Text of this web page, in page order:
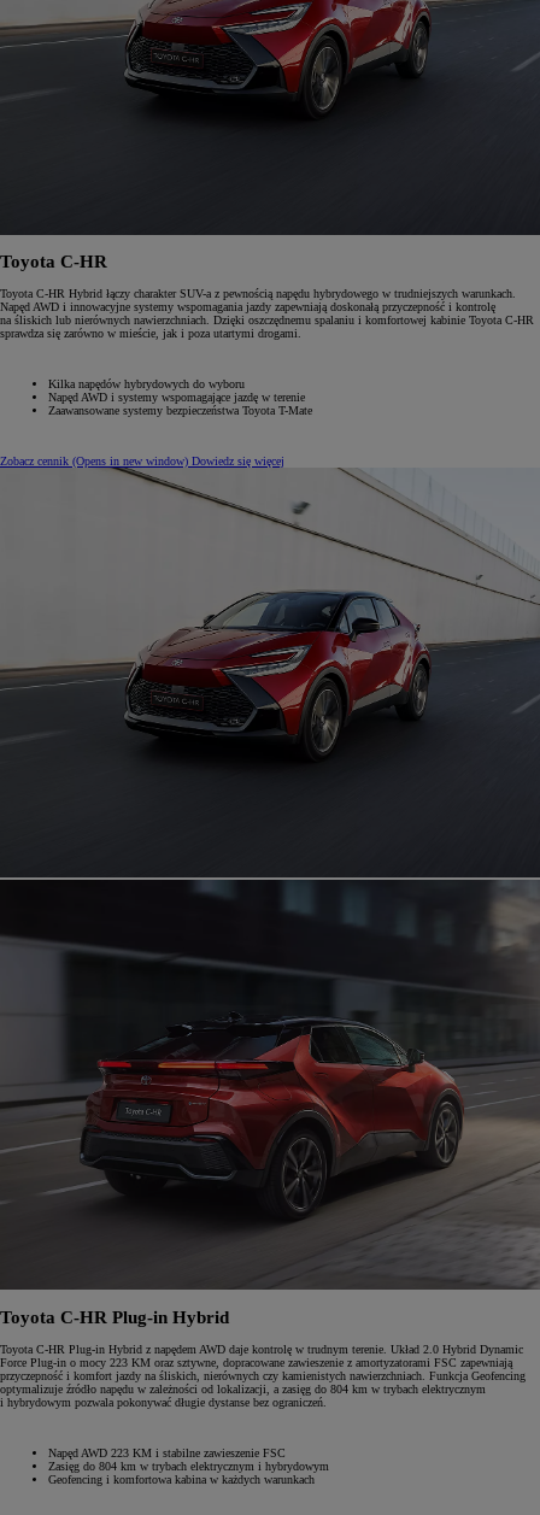
Toyota C-HR
Toyota C-HR Hybrid łączy charakter SUV-a z pewnością napędu hybrydowego w trudniejszych warunkach.
Napęd AWD i innowacyjne systemy wspomagania jazdy zapewniają doskonałą przyczepność i kontrolę
na śliskich lub nierównych nawierzchniach. Dzięki oszczędnemu spalaniu i komfortowej kabinie Toyota C-HR
sprawdza się zarówno w mieście, jak i poza utartymi drogami.
Kilka napędów hybrydowych do wyboru
Napęd AWD i systemy wspomagające jazdę w terenie
Zaawansowane systemy bezpieczeństwa Toyota T-Mate
Zobacz cennik (Opens in new window) Dowiedz się więcej
Toyota C-HR Plug-in Hybrid
Toyota C-HR Plug-in Hybrid z napędem AWD daje kontrolę w trudnym terenie. Układ 2.0 Hybrid Dynamic
Force Plug-in o mocy 223 KM oraz sztywne, dopracowane zawieszenie z amortyzatorami FSC zapewniają
przyczepność i komfort jazdy na śliskich, nierównych czy kamienistych nawierzchniach. Funkcja Geofencing
optymalizuje źródło napędu w zależności od lokalizacji, a zasięg do 804 km w trybach elektrycznym
i hybrydowym pozwala pokonywać długie dystanse bez ograniczeń.
Napęd AWD 223 KM i stabilne zawieszenie FSC
Zasięg do 804 km w trybach elektrycznym i hybrydowym
Geofencing i komfortowa kabina w każdych warunkach